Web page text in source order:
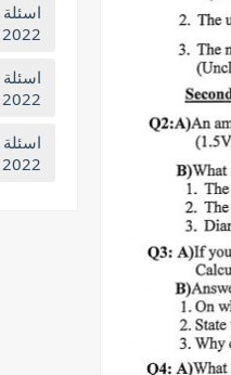
2022 الدور الاول
2022 الدور الاول
2022 الدور الاول